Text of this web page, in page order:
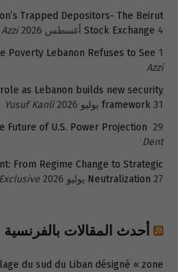
Trapped Depositors- The Beirut
Stock Exchange 4 أغسطس 2026
Poverty Lebanon Refuses to See 1 أغسطس 2026
Azzi
as Lebanon builds new security
framework 31 يوليو 2026
Yusuf Kanli
Future of U.S. Power Projection 29 يوليو 2026
Dent
From Regime Change to Strategic
Neutralization 27 يوليو 2026
أحدث المقالات بالفرنسية
du sud du Liban désigné « zone